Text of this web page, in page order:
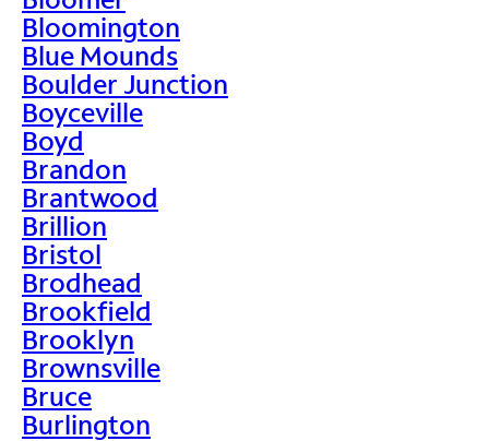
Bloomington
Blue Mounds
Boulder Junction
Boyceville
Boyd
Brandon
Brantwood
Brillion
Bristol
Brodhead
Brookfield
Brooklyn
Brownsville
Bruce
Burlington